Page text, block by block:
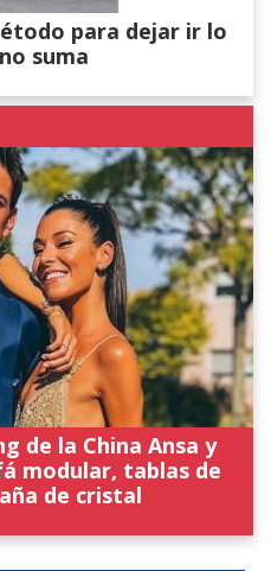
para dejar ir lo
suma
de la China Ansa y
modular, tablas de
de cristal